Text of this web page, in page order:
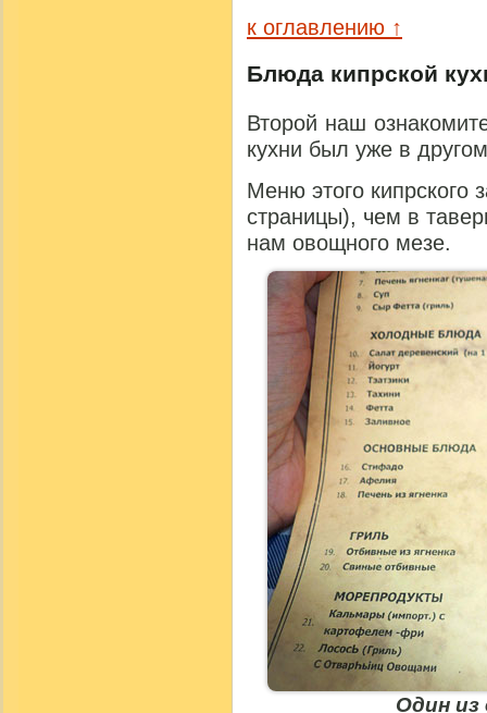
к оглавлению ↑
Блюда кипрской
Второй наш
кухни был уже в
Меню этого кипрского
страницы), чем в
нам овощного мезе.
Один из